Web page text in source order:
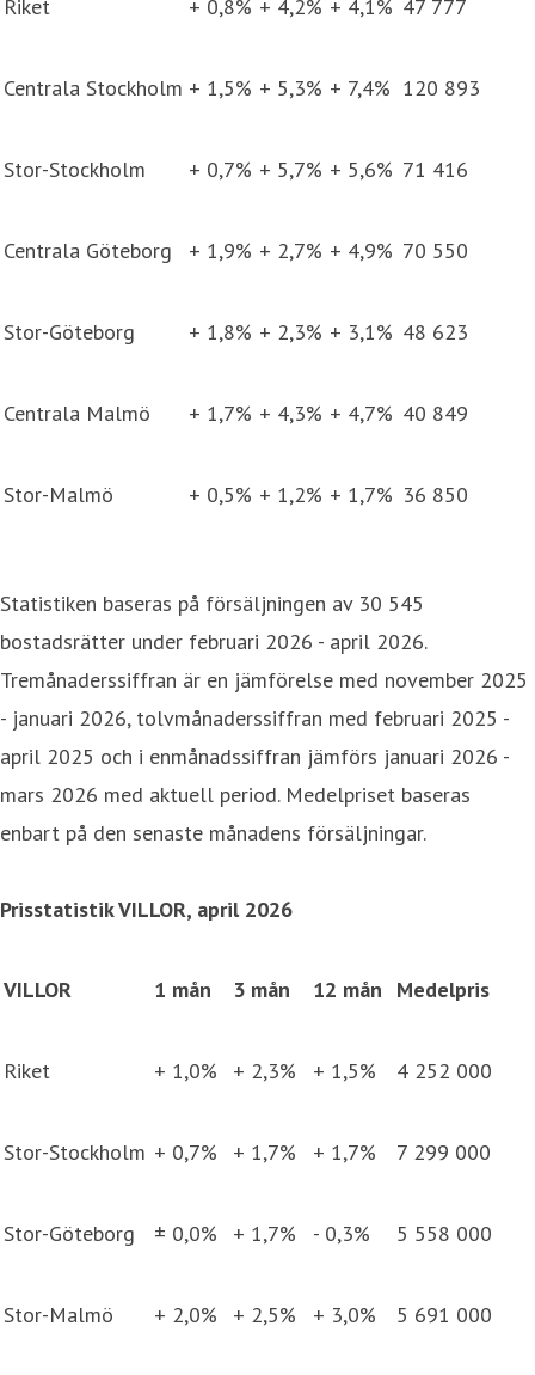
Riket + 0,8% + 4,2% + 4,1% 47 777
Centrala Stockholm + 1,5% + 5,3% + 7,4% 120 893
Stor-Stockholm + 0,7% + 5,7% + 5,6% 71 416
Centrala Göteborg + 1,9% + 2,7% + 4,9% 70 550
Stor-Göteborg + 1,8% + 2,3% + 3,1% 48 623
Centrala Malmö + 1,7% + 4,3% + 4,7% 40 849
Stor-Malmö + 0,5% + 1,2% + 1,7% 36 850
Statistiken baseras på försäljningen av 30 545
bostadsrätter under februari 2026 - april 2026.
Tremånaderssiffran är en jämförelse med november 2025
- januari 2026, tolvmånaderssiffran med februari 2025 -
april 2025 och i enmånadssiffran jämförs januari 2026 -
mars 2026 med aktuell period. Medelpriset baseras
enbart på den senaste månadens försäljningar.
Prisstatistik VILLOR, april 2026
VILLOR 1 mån 3 mån 12 mån Medelpris
Riket + 1,0% + 2,3% + 1,5% 4 252 000
Stor-Stockholm + 0,7% + 1,7% + 1,7% 7 299 000
Stor-Göteborg ± 0,0% + 1,7% - 0,3% 5 558 000
Stor-Malmö + 2,0% + 2,5% + 3,0% 5 691 000